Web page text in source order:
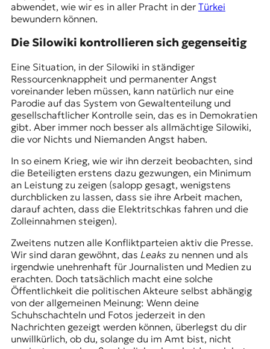
abwendet, wie wir es in aller Pracht in der Türkei
bewundern können.
Die Silowiki kontrollieren sich gegenseitig
Eine Situation, in der Silowiki in ständiger
Ressourcenknappheit und permanenter Angst
voreinander leben müssen, kann natürlich nur eine
Parodie auf das System von Gewaltenteilung und
gesellschaftlicher Kontrolle sein, das es in Demokratien
gibt. Aber immer noch besser als allmächtige Silowiki,
die vor Nichts und Niemanden Angst haben.
In so einem Krieg, wie wir ihn derzeit beobachten, sind
die Beteiligten erstens dazu gezwungen, ein Minimum
an Leistung zu zeigen (salopp gesagt, wenigstens
durchblicken zu lassen, dass sie ihre Arbeit machen,
darauf achten, dass die Elektritschkas fahren und die
Zolleinnahmen steigen).
Zweitens nutzen alle Konfliktparteien aktiv die Presse.
Wir sind daran gewöhnt, das Leaks zu nennen und als
irgendwie unehrenhaft für Journalisten und Medien zu
erachten. Doch tatsächlich macht eine solche
Öffentlichkeit die politischen Akteure selbst abhängig
von der allgemeinen Meinung: Wenn deine
Schuhschachteln und Fotos jederzeit in den
Nachrichten gezeigt werden können, überlegst du dir
unwillkürlich, ob du, solange du im Amt bist, nicht